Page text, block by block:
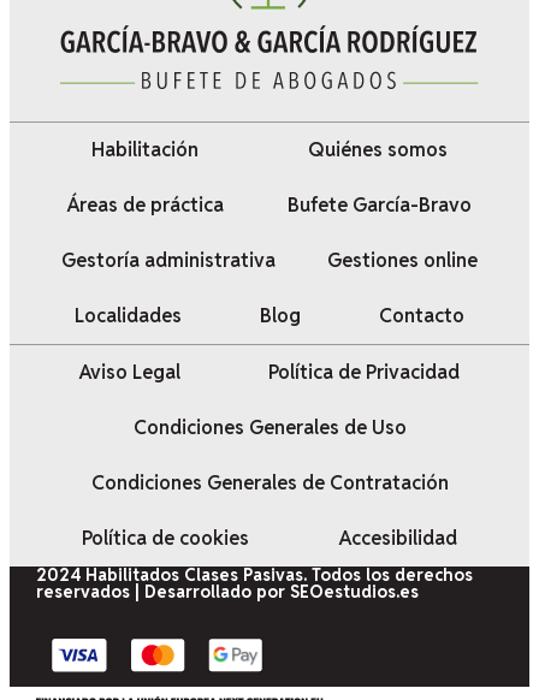
Habilitación Quiénes somos
Áreas de práctica Bufete García-Bravo
Gestoría administrativa Gestiones online
Localidades Blog Contacto
Aviso Legal Política de Privacidad
Condiciones Generales de Uso
Condiciones Generales de Contratación
Política de cookies Accesibilidad
2024 Habilitados Clases Pasivas. Todos los derechos
reservados | Desarrollado por SEOestudios.es